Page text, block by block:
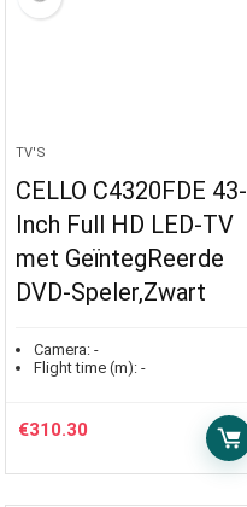
TV'S
CELLO C4320FDE 43-
Inch Full HD LED-TV
met GeïntegReerde
DVD-Speler,Zwart
Camera: -
Flight time (m): -
€310.30